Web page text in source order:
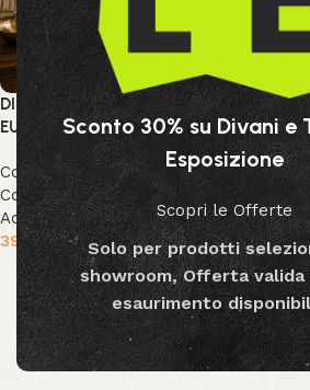
Sconto 30% su Divani e
Esposizione
Scopri le Offerte
Solo per prodotti
showroom, Offerta valida
esaurimento
DIFFUSORE FRAG LIMONE ED
EUCALIPTO
Collezione Bizzotto
,
Collezione Decor
Decor &
Accessori
39.99€ - 79.99€
Scegli